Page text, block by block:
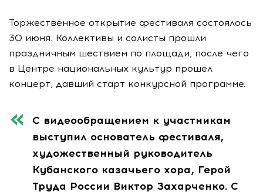
Торжественное открытие фестиваля состоялось
30 июня. Коллективы и солисты прошли
праздничным шествием по площади, после чего
в Центре национальных культур прошел
концерт, давший старт конкурсной программе.
С видеообращением к участникам
выступил основатель фестиваля,
художественный руководитель
Кубанского казачьего хора, Герой
Труда России Виктор Захарченко. С